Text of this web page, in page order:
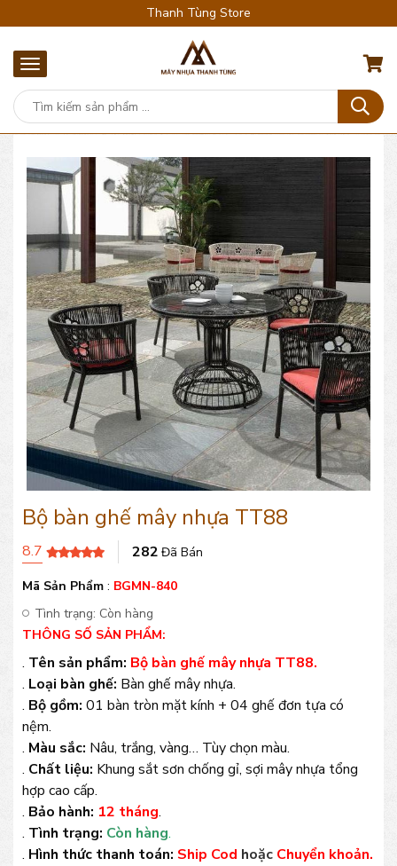
Thanh Tùng Store
Bộ bàn ghế mây nhựa TT88
8.7 282 Đã Bán
Mã Sản Phẩm : BGMN-840
Tình trạng: Còn hàng
THÔNG SỐ SẢN PHẨM:
. Tên sản phẩm: Bộ bàn ghế mây nhựa TT88.
. Loại bàn ghế: Bàn ghế mây nhựa.
. Bộ gồm: 01 bàn tròn mặt kính + 04 ghế đơn tựa có
nệm.
. Màu sắc: Nâu, trắng, vàng… Tùy chọn màu.
. Chất liệu: Khung sắt sơn chống gỉ, sợi mây nhựa tổng
hợp cao cấp.
. Bảo hành: 12 tháng.
. Tình trạng: Còn hàng.
. Hình thức thanh toán: Ship Cod hoặc Chuyển khoản.